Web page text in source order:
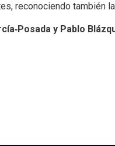
reconociendo también
y Pablo